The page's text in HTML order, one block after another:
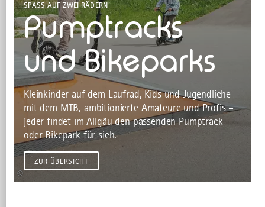
©
SPASS AUF ZWEI RÄDERN
Pumptracks
und Bikeparks
Kleinkinder auf dem Laufrad, Kids und Jugendliche
mit dem MTB, ambitionierte Amateure und Profis –
jeder findet im Allgäu den passenden Pumptrack
oder Bikepark für sich.
ZUR ÜBERSICHT